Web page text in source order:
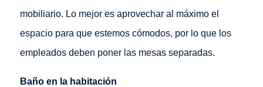
mobiliario. Lo mejor es aprovechar al máximo el
espacio para que estemos cómodos, por lo que los
empleados deben poner las mesas separadas.
Baño en la habitación